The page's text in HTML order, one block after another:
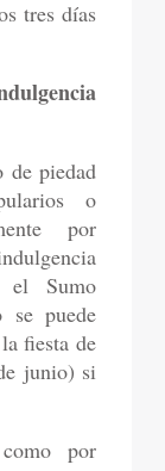
tres días
de piedad
o
por
el Sumo
se puede
fiesta de
junio) si
por